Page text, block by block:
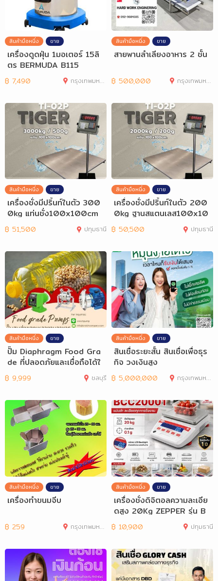
สินค้ามือหนึ่ง ขาย
เครื่องดูดฝุ่น 1มอเตอร์ 15ลิ
ตร BERMUDA B115
฿ 7,490 กรุงเทพมหานคร
สินค้ามือหนึ่ง ขาย
สายพานลำเลียงอาหาร 2 ชั้น
฿ 500,000 กรุงเทพมหานคร
สินค้ามือหนึ่ง ขาย
เครื่องชั่งมีปริ้นท์ในตัว 300
0kg แท่นชั่ง100x100cm
TI-02P
฿ 51,500 ปทุมธานี
สินค้ามือหนึ่ง ขาย
เครื่องชั่งมีปริ้นท์ในตัว 200
0kg ฐานสแตนเลส100x10
0cm TI-02P
฿ 50,500 ปทุมธานี
สินค้ามือหนึ่ง ขาย
ปั๊ม Diaphragm Food Gra
de ที่ปลอดภัยและเชื่อถือได้ใ
นอุตสาหกร
฿ 9,999 ชลบุรี
สินค้ามือหนึ่ง ขาย
สินเชื่อระยะสั้น สินเชื่อเพื่อธุร
กิจ วงเงินสูง
฿ 5,000,000 กรุงเทพมหานคร
สินค้ามือหนึ่ง ขาย
เครื่องทำขนมจีบ
฿ 259 กรุงเทพมหานคร
สินค้ามือหนึ่ง ขาย
เครื่องชั่งดิจิตอลความละเอีย
ดสูง 20Kg ZEPPER รุ่น B
CC20001
฿ 10,900 ปทุมธานี